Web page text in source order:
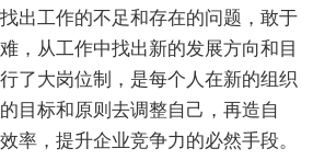
出工作的不足和存在的问题，敢于
，从工作中找出新的发展方向和目
了大岗位制，是每个人在新的组织
目标和原则去调整自己，再造自
率，提升企业竞争力的必然手段。